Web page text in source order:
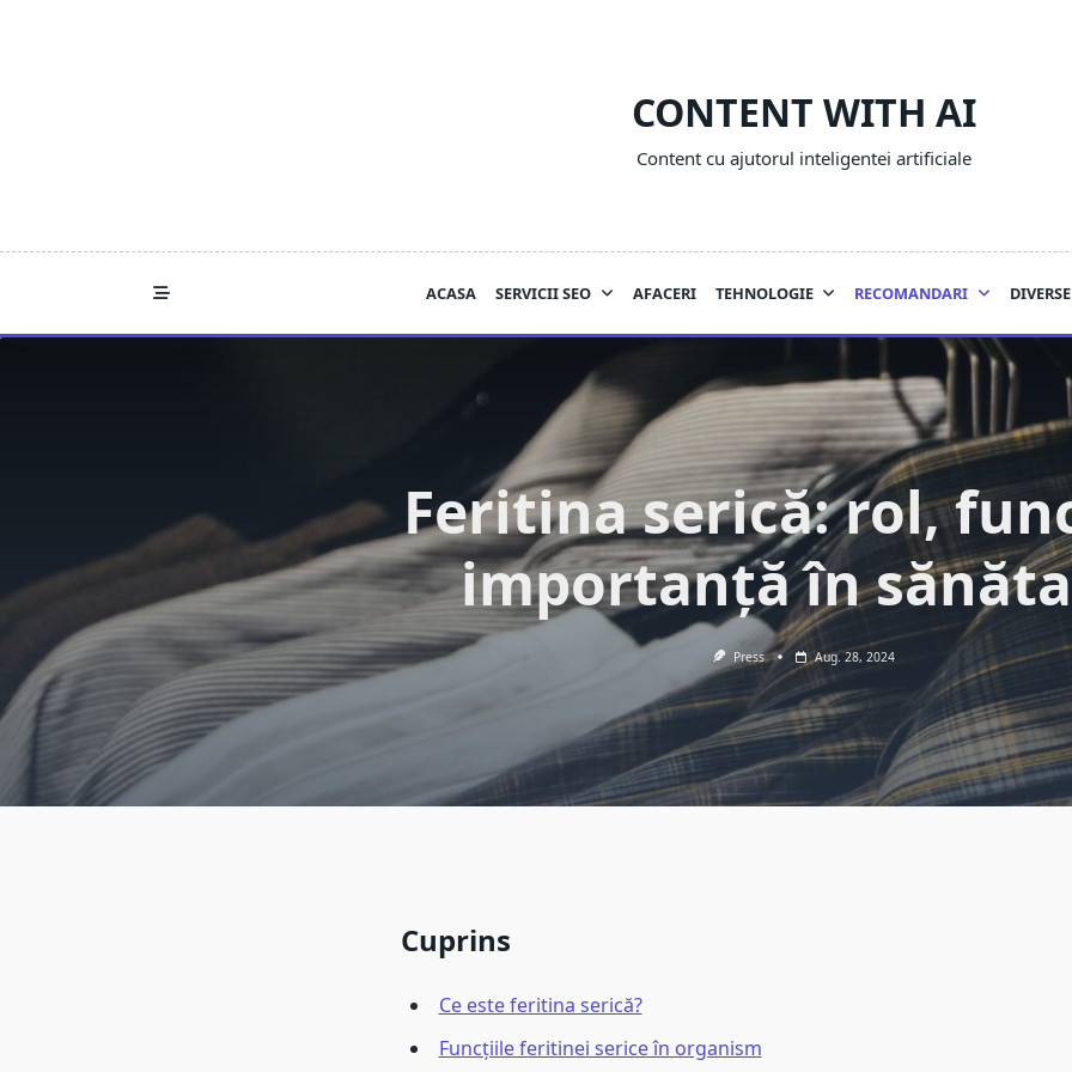
CONTENT WITH AI
Content cu ajutorul inteligentei artificiale
ACASA SERVICII SEO AFACERI TEHNOLOGIE RECOMANDARI DIVERSE
Feritina serică: rol,
importanță în
Press Aug. 28, 2024
Cuprins
Ce este feritina serică?
Funcțiile feritinei serice în organism